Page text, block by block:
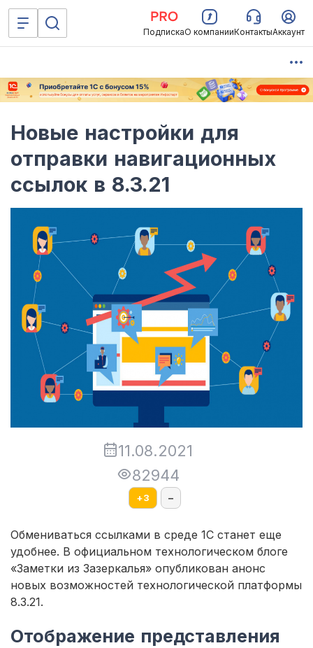
ПодпискаО компанииКонтактыАккаунт
Новые настройки для
отправки навигационных
ссылок в 8.3.21
11.08.2021
82944
+3 –
Обмениваться ссылками в среде 1С станет еще
удобнее. В официальном технологическом блоге
«Заметки из Зазеркалья» опубликован анонс
новых возможностей технологической платформы
8.3.21.
Отображение представления